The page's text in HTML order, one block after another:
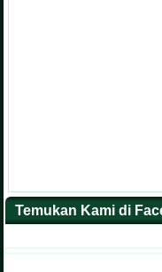
Temukan Kami di